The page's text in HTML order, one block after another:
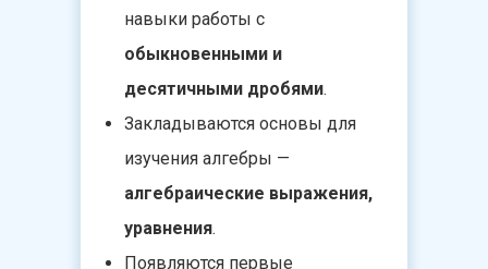
навыки работы с
обыкновенными и
десятичными дробями.
Закладываются основы для
изучения алгебры —
алгебраические выражения,
уравнения.
Появляются первые